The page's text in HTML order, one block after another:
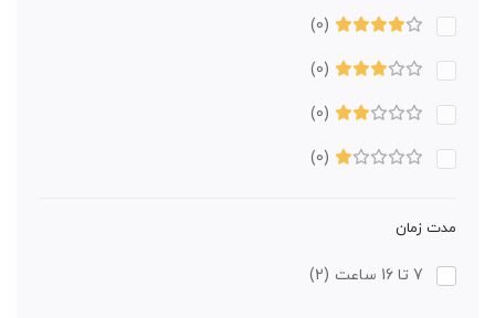
(0)
(0)
(0)
(0)
مدت زمان
7 تا 16 ساعت (2)